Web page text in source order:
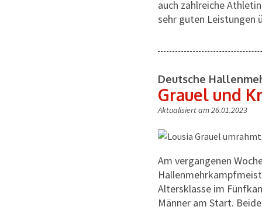
auch zahlreiche
sehr guten Leistungen
Deutsche
Grauel und
Aktualisiert am 26.01.2023
Am vergangenen
Altersklasse im
Männer am Start.